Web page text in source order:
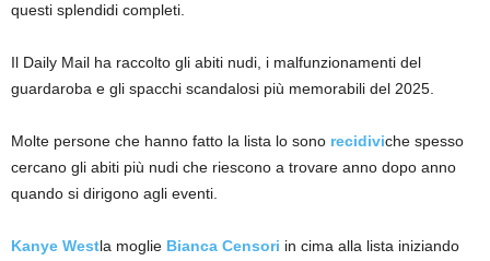
questi splendidi completi.
Il Daily Mail ha raccolto gli abiti nudi, i malfunzionamenti del
guardaroba e gli spacchi scandalosi più memorabili del 2025.
Molte persone che hanno fatto la lista lo sono recidiviche spesso
cercano gli abiti più nudi che riescono a trovare anno dopo anno
quando si dirigono agli eventi.
Kanye Westla moglie Bianca Censori in cima alla lista iniziando